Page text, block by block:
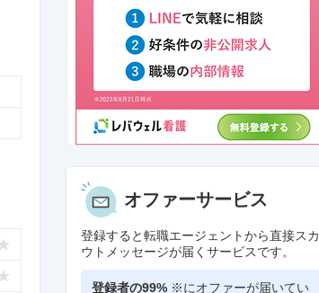
オファーサービス
登録すると転職エージェントから直接スカ
ウトメッセージが届くサービスです。
登録者の99% ※にオファーが届いてい